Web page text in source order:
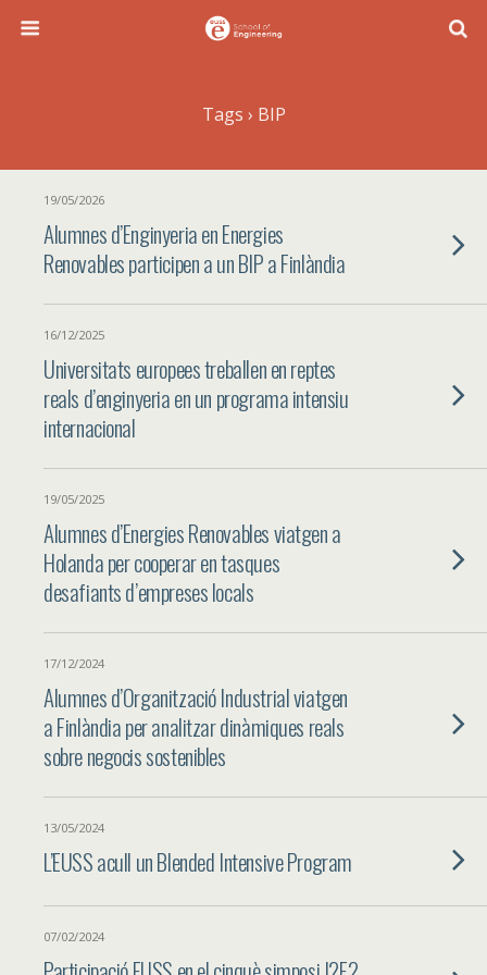
Tags › BIP
19/05/2026
Alumnes d’Enginyeria en Energies
Renovables participen a un BIP a Finlàndia
16/12/2025
Universitats europees treballen en reptes
reals d’enginyeria en un programa intensiu
internacional
19/05/2025
Alumnes d’Energies Renovables viatgen a
Holanda per cooperar en tasques
desafiants d’empreses locals
17/12/2024
Alumnes d’Organització Industrial viatgen
a Finlàndia per analitzar dinàmiques reals
sobre negocis sostenibles
13/05/2024
L’EUSS acull un Blended Intensive Program
07/02/2024